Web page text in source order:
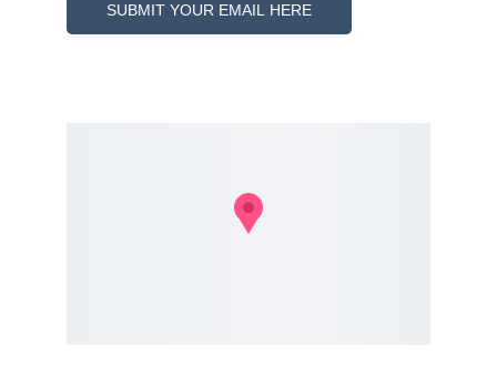
SUBMIT YOUR EMAIL HERE